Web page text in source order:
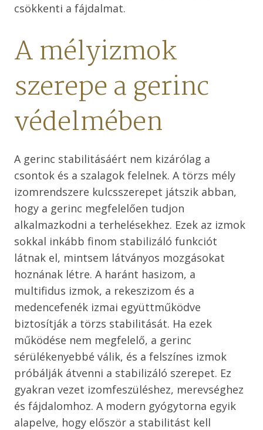
csökkenti a fájdalmat.
A mélyizmok
szerepe a gerinc
védelmében
A gerinc stabilitásáért nem kizárólag a
csontok és a szalagok felelnek. A törzs mély
izomrendszere kulcsszerepet játszik abban,
hogy a gerinc megfelelően tudjon
alkalmazkodni a terhelésekhez. Ezek az izmok
sokkal inkább finom stabilizáló funkciót
látnak el, mintsem látványos mozgásokat
hoznának létre. A haránt hasizom, a
multifidus izmok, a rekeszizom és a
medencefenék izmai együttműködve
biztosítják a törzs stabilitását. Ha ezek
működése nem megfelelő, a gerinc
sérülékenyebbé válik, és a felszínes izmok
próbálják átvenni a stabilizáló szerepet. Ez
gyakran vezet izomfeszüléshez, merevséghez
és fájdalomhoz. A modern gyógytorna egyik
alapelve, hogy először a stabilitást kell